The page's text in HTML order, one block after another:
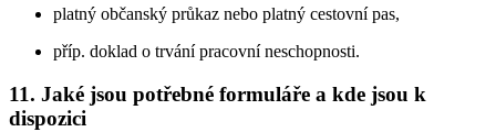
platný občanský průkaz nebo platný cestovní pas,
příp. doklad o trvání pracovní neschopnosti.
11. Jaké jsou potřebné formuláře a kde jsou k
dispozici